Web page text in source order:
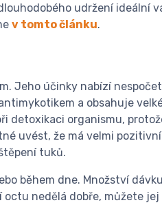
udržení ideální
v tomto článku.
Jeho účinky nabízí
a obsahuje
detoxikaci organismu,
uvést, že má velmi
tuků.
během dne. Množství
nedělá dobře, můžete